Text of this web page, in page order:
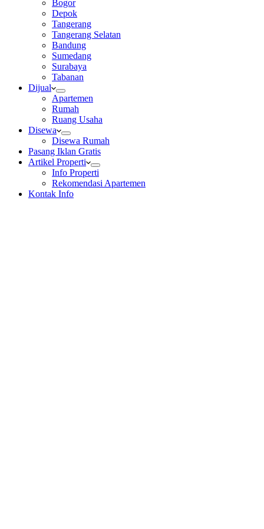
Bogor
Depok
Tangerang
Tangerang Selatan
Bandung
Sumedang
Surabaya
Tabanan
Dijual
Apartemen
Rumah
Ruang Usaha
Disewa
Disewa Rumah
Pasang Iklan Gratis
Artikel Properti
Info Properti
Rekomendasi Apartemen
Kontak Info